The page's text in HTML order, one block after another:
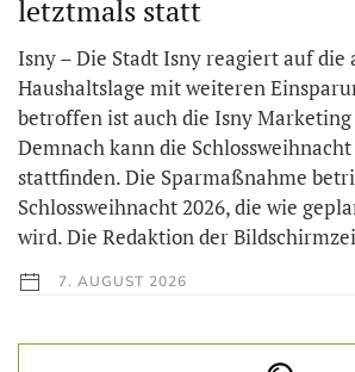
letztmals statt
Isny – Die Stadt Isny reagiert auf die
Haushaltslage mit weiteren
betroffen ist auch die Isny
Demnach kann die
stattfinden. Die Sparmaßnahme
Schlossweihnacht 2026, die wie
wird. Die Redaktion der
7. AUGUST 2026